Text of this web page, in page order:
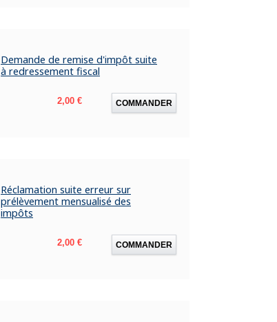
Demande de remise d'impôt suite
à redressement fiscal
Prix
2,00 € COMMANDER
Réclamation suite erreur sur
prélèvement mensualisé des
impôts
Prix
2,00 € COMMANDER